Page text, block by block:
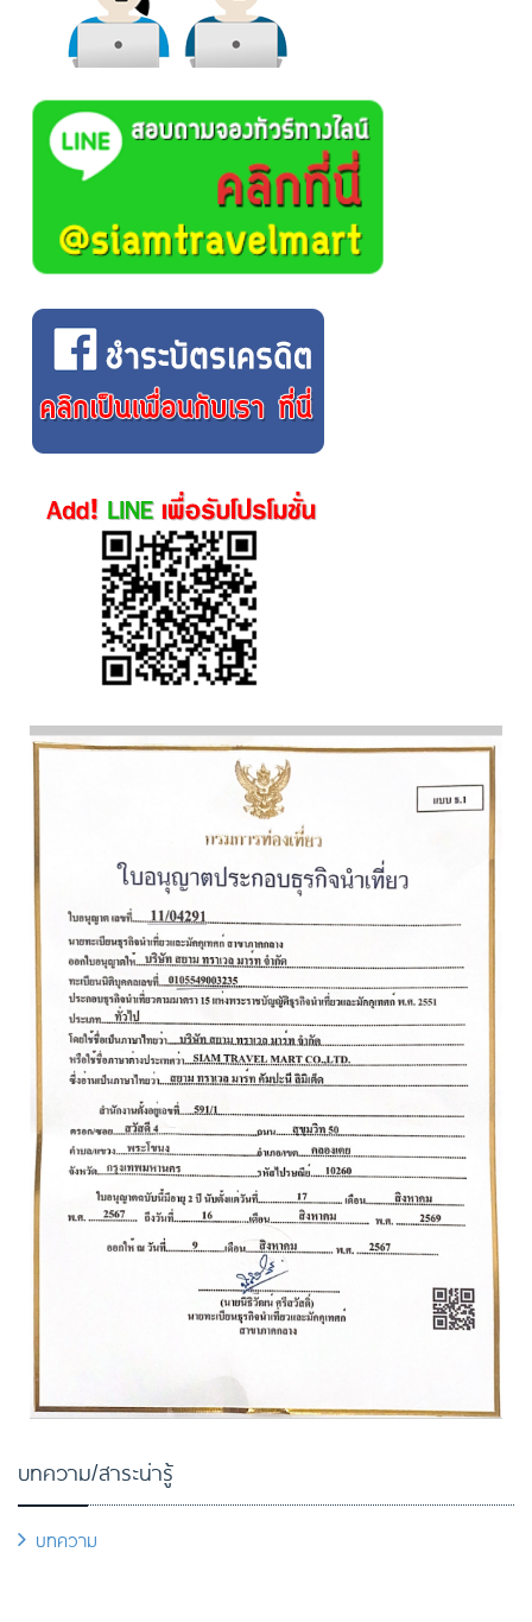
บทความ/สาระน่ารู้
บทความ